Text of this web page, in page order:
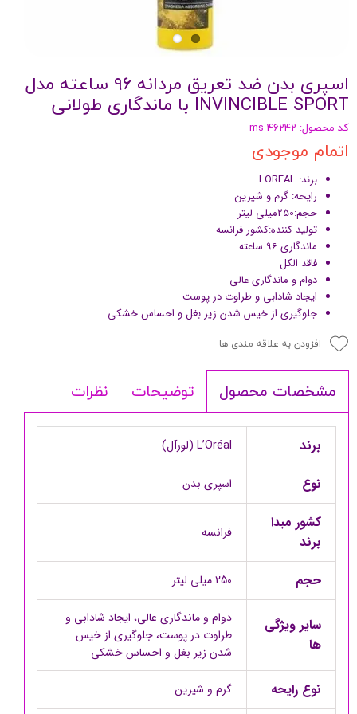
اسپری بدن ضد تعریق مردانه ۹۶ ساعته مدل
INVINCIBLE SPORT با ماندگاری طولانی
کد محصول: ms-46242
اتمام موجودی
برند: LOREAL
رایحه: گرم و شیرین
حجم:250میلی لیتر
تولید کننده:کشور فرانسه
ماندگاری 96 ساعته
فاقد الکل
دوام و ماندگاری عالی
ایجاد شادابی و طراوت در پوست
جلوگیری از خیس شدن زیر بغل و احساس خشکی
افزودن به علاقه مندی ها
مشخصات محصول توضیحات نظرات
برند L’Oréal (لورآل)
نوع اسپری بدن
کشور مبدا
برند
فرانسه
حجم 250 میلی لیتر
سایر ویژگی
ها
دوام و ماندگاری عالی، ایجاد شادابی و
طراوت در پوست، جلوگیری از خیس
شدن زیر بغل و احساس خشکی
نوع رایحه گرم و شیرین